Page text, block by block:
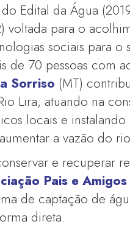
Edital da Água
voltada para o
sociais para o
de 70 pessoas com
Sorriso (MT)
Lira, atuando na
locais e
a vazão do
e recuperar
Pais e
de captação de
direta.